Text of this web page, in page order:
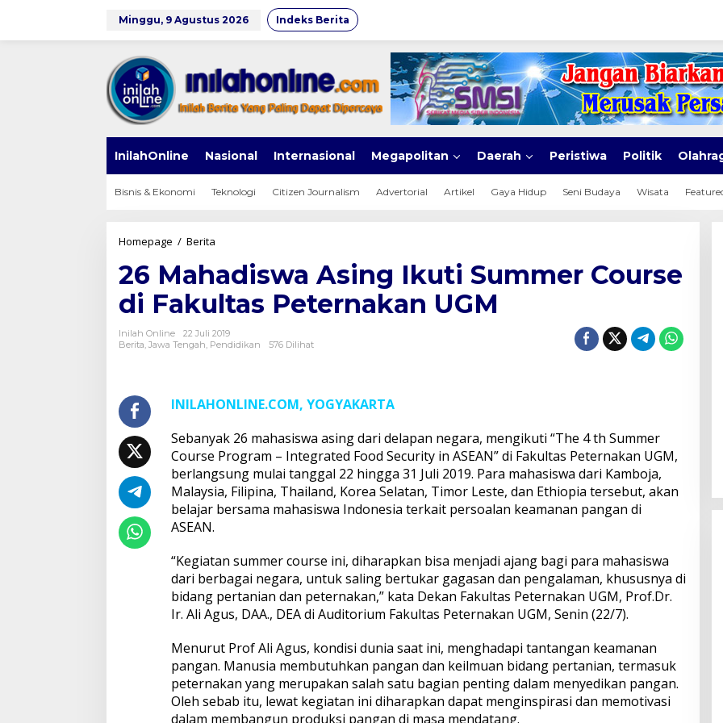
Minggu, 9 Agustus 2026 Indeks Berita
InilahOnline Nasional Internasional Megapolitan Daerah Peristiwa Politik
Bisnis & Ekonomi Teknologi Citizen Journalism Advertorial Artikel Gaya Hidup Seni Budaya Wisata
Homepage / Berita
Asing
Ikuti
Summer
Course
di
Fakultas
26 Mahadiswa Asing Ikuti Summer Course
di Fakultas Peternakan UGM
Inilah Online
22 Juli 2019
Berita, Jawa Tengah, Pendidikan 576 Dilihat
INILAHONLINE.COM, YOGYAKARTA
Sebanyak 26 mahasiswa asing dari delapan negara, mengikuti “The 4 th Summer
Course Program – Integrated Food Security in ASEAN” di Fakultas Peternakan UGM,
berlangsung mulai tanggal 22 hingga 31 Juli 2019. Para mahasiswa dari Kamboja,
Malaysia, Filipina, Thailand, Korea Selatan, Timor Leste, dan Ethiopia tersebut, akan
belajar bersama mahasiswa Indonesia terkait persoalan keamanan pangan di
ASEAN.
“Kegiatan summer course ini, diharapkan bisa menjadi ajang bagi para mahasiswa
dari berbagai negara, untuk saling bertukar gagasan dan pengalaman, khususnya di
bidang pertanian dan peternakan,” kata Dekan Fakultas Peternakan UGM, Prof.Dr.
Ir. Ali Agus, DAA., DEA di Auditorium Fakultas Peternakan UGM, Senin (22/7).
Menurut Prof Ali Agus, kondisi dunia saat ini, menghadapi tantangan keamanan
pangan. Manusia membutuhkan pangan dan keilmuan bidang pertanian, termasuk
peternakan yang merupakan salah satu bagian penting dalam menyedikan pangan.
Oleh sebab itu, lewat kegiatan ini diharapkan dapat menginspirasi dan memotivasi
dalam membangun produksi pangan di masa mendatang.